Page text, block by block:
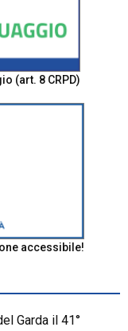
(art. 8 CRPD)
accessibile!
Garda il 41°